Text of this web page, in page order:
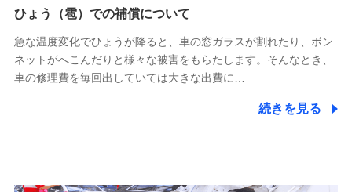
供し、金融商品等の契約を勧奨するため
アンケートやキャンペーン等の実施のため
上記に係る連絡・手続き・管理等付帯業務を行うため
5.通話録音にて取得する情報
ひょう（雹）での補償について
急な温度変化でひょうが降ると、車の窓ガラスが割れたり、ボン
ネットがへこんだりと様々な被害をもらたします。そんなとき、
車の修理費を毎回出していては大きな出費に…
続きを見る